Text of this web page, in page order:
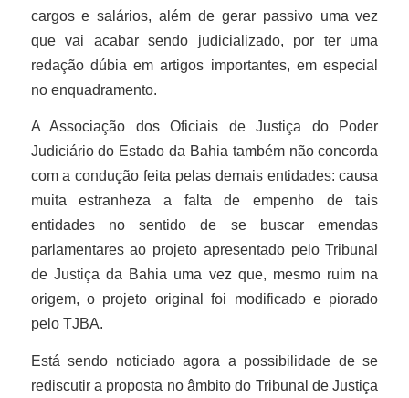
cargos e salários, além de gerar passivo uma vez
que vai acabar sendo judicializado, por ter uma
redação dúbia em artigos importantes, em especial
no enquadramento.
A Associação dos Oficiais de Justiça do Poder
Judiciário do Estado da Bahia também não concorda
com a condução feita pelas demais entidades: causa
muita estranheza a falta de empenho de tais
entidades no sentido de se buscar emendas
parlamentares ao projeto apresentado pelo Tribunal
de Justiça da Bahia uma vez que, mesmo ruim na
origem, o projeto original foi modificado e piorado
pelo TJBA.
Está sendo noticiado agora a possibilidade de se
rediscutir a proposta no âmbito do Tribunal de Justiça